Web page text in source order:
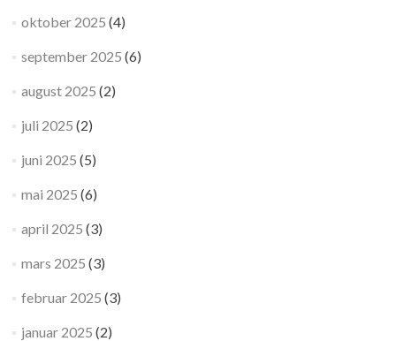
oktober 2025 (4)
september 2025 (6)
august 2025 (2)
juli 2025 (2)
juni 2025 (5)
mai 2025 (6)
april 2025 (3)
mars 2025 (3)
februar 2025 (3)
januar 2025 (2)